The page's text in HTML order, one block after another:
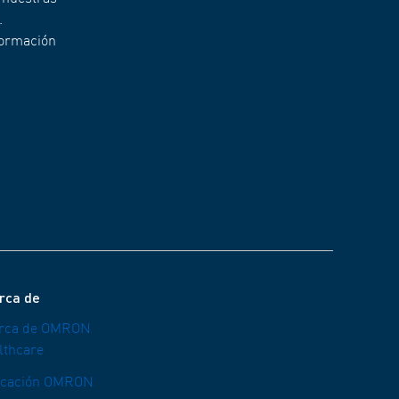
de
de OMRON
OMRON